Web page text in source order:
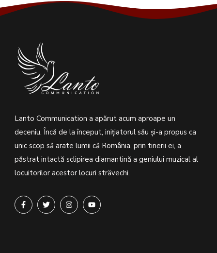
Lanto Communication a apărut acum aproape un
deceniu. Încă de la început, inițiatorul său şi-a propus ca
unic scop să arate lumii că România, prin tinerii ei, a
păstrat intactă sclipirea diamantină a geniului muzical al
locuitorilor acestor locuri străvechi.